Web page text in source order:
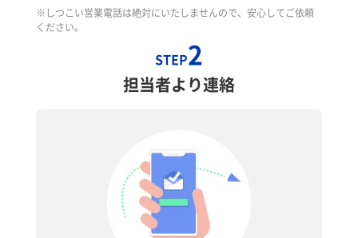
※しつこい営業電話は絶対にいたしませんので、安心してご依頼
ください。
STEP2
担当者より連絡